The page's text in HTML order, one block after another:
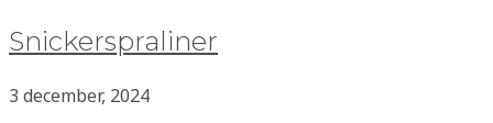
Snickerspraliner
3 december, 2024